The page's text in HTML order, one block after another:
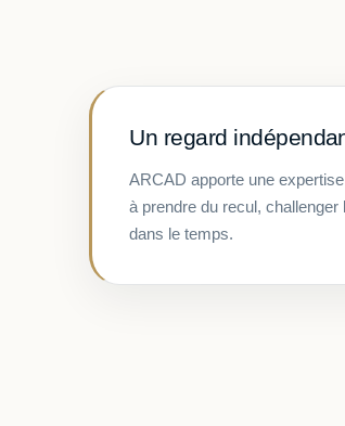
Un regard
ARCAD apporte une
à prendre du recul,
dans le temps.